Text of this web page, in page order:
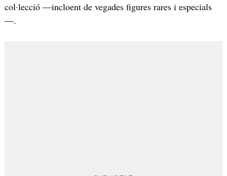
col·lecció —incloent de vegades figures rares i especials
—.